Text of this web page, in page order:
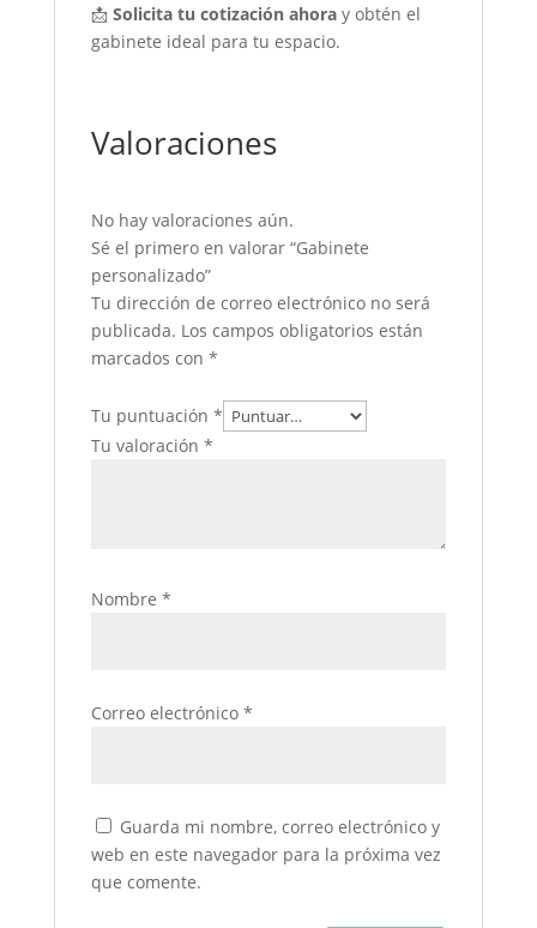
📩 Solicita tu cotización ahoray obtén el
gabinete ideal para tu espacio.
Valoraciones
No hay valoraciones aún.
Sé el primero en valorar “Gabinete
personalizado”
Tu dirección de correo electrónico no será
publicada. Los campos obligatorios están
marcados con *
Tu puntuación *
Tu valoración *
Nombre *
Correo electrónico *
Guarda mi nombre, correo electrónico y
web en este navegador para la próxima vez
que comente.